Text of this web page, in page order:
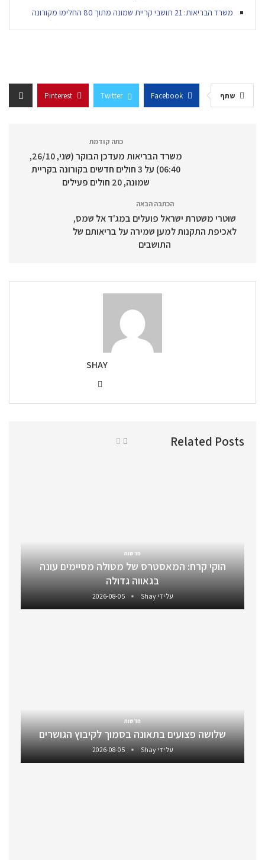
משרד הבריאות: 21 תושבי קריית שמונה מתוך 80 החלימו מקורונה
שתף Facebook
Twitter
Pinterest
כתה קודמת
משרד הבריאות מעדכן הבוקר (שני, 26/10,
06:40) על 3 חולים חדשים בקורונה בקריית
שמונה, 20 חולים פעילים
הכתבה הבאה
שוטרי משטרת ישראל פועלים במג'ד אל שמס,
לאכיפת התקנות למען שמירה על בריאותם של
התושבים
SHAY
Related Posts
חדשות
הוקי קרח: המאסטרס של מטולה מסיימים עונה
בגאווה גדולה
על ידיShay
2026-08-05
חדשות
שלושה פצועים בתאונה בסמוך לקיבוץ הגושרים
על ידיShay
2026-08-05